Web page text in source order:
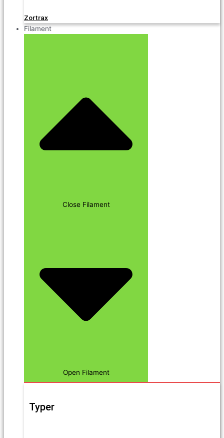
Zortrax
Filament
Close Filament
Open Filament
Typer